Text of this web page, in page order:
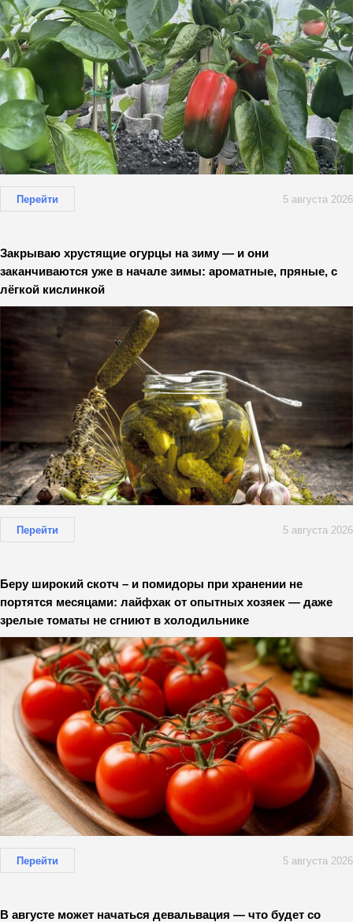
Перейти 5 августа 2026
Закрываю хрустящие огурцы на зиму — и они
заканчиваются уже в начале зимы: ароматные, пряные, с
лёгкой кислинкой
Перейти 5 августа 2026
Беру широкий скотч – и помидоры при хранении не
портятся месяцами: лайфхак от опытных хозяек — даже
зрелые томаты не сгниют в холодильнике
Перейти 5 августа 2026
В августе может начаться девальвация — что будет со